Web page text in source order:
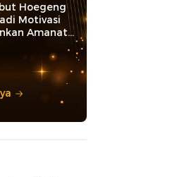
Hoegeng
Motivasi
Amanat